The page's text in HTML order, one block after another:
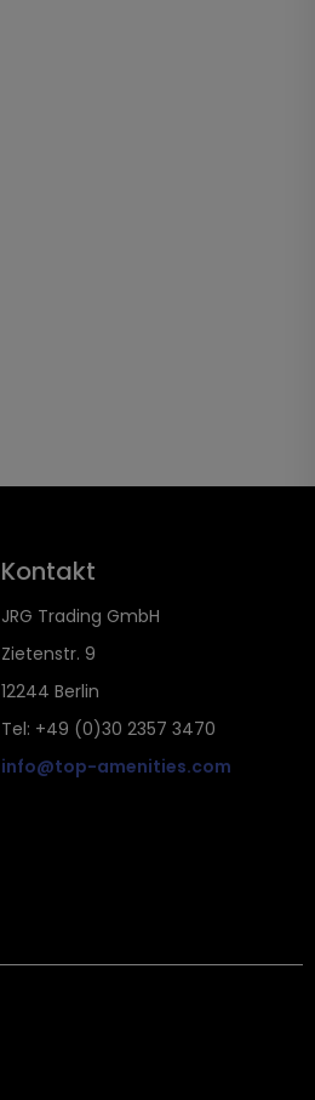
Kontakt
JRG Trading GmbH
Zietenstr. 9
12244 Berlin
Tel: +49 (0)30 2357 3470
info@top-amenities.com